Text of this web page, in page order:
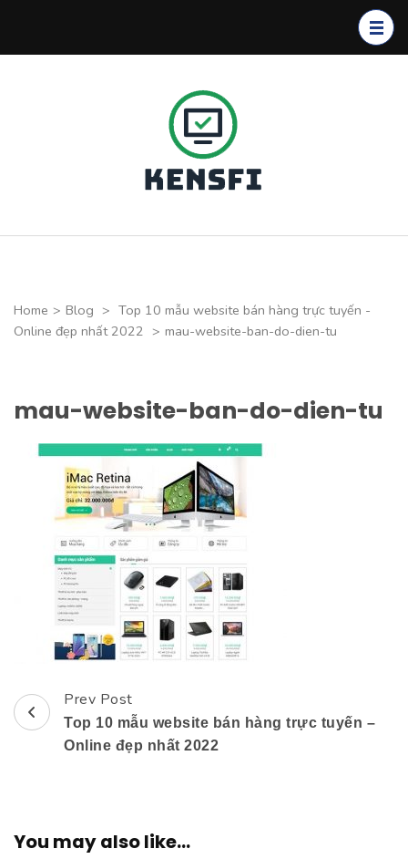
Home > Blog > Top 10 mẫu website bán hàng trực tuyến -
Online đẹp nhất 2022 > mau-website-ban-do-dien-tu
mau-website-ban-do-dien-tu
Post
Navigation
Prev Post
Top 10 mẫu website bán hàng trực tuyến –
Online đẹp nhất 2022
You may also like...